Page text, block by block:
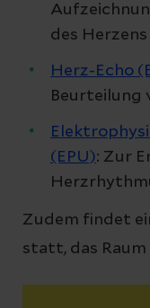
des Herzens
Herz-Echo
Beurteilung
(EPU): Zur
Zudem findet
statt, das